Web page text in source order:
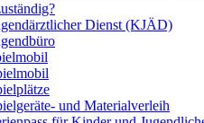
Dienst (KJÄD)
und Materialverleih